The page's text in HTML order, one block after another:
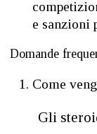
e sanzioni
Domande
Come
Gli